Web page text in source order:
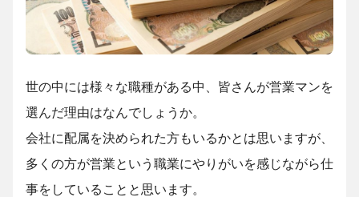
世の中には様々な職種がある中、皆さんが営業マンを
選んだ理由はなんでしょうか。
会社に配属を決められた方もいるかとは思いますが、
多くの方が営業という職業にやりがいを感じながら仕
事をしていることと思います。